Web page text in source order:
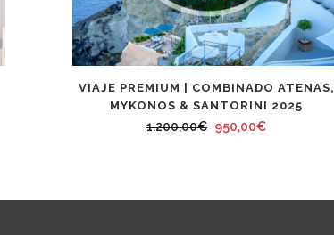
VIAJE PREMIUM | COMBINADO ATENAS,
MYKONOS & SANTORINI 2025
1.200,00€ El
950,00€El